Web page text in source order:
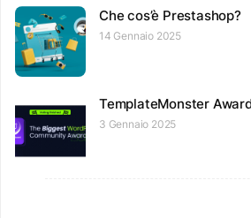
Che cos’è Prestashop?
14 Gennaio 2025
TemplateMonster
3 Gennaio 2025